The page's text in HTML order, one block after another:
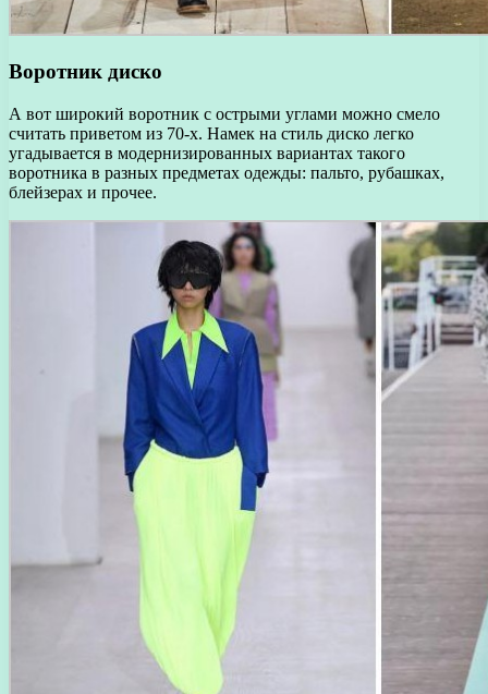
Воротник диско
А вот широкий воротник с острыми углами можно смело
считать приветом из 70-х. Намек на стиль диско легко
угадывается в модернизированных вариантах такого
воротника в разных предметах одежды: пальто, рубашках,
блейзерах и прочее.